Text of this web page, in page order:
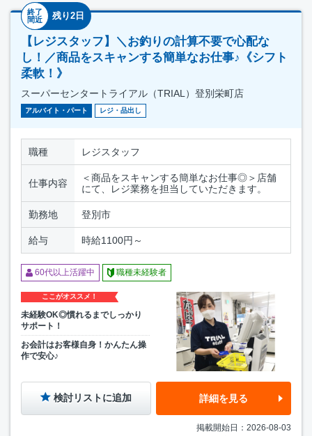
終了
間近
残り2日
【レジスタッフ】＼お釣りの計算不要で心配な
し！／商品をスキャンする簡単なお仕事♪《シフト
柔軟！》
スーパーセンタートライアル（TRIAL）登別栄町店
アルバイト・パート レジ・品出し
職種 レジスタッフ
仕事内容
＜商品をスキャンする簡単なお仕事◎＞店舗
にて、レジ業務を担当していただきます。
勤務地 登別市
給与 時給1100円～
60代以上活躍中 職種未経験者
ここがオススメ！
未経験OK◎慣れるまでしっかり
サポート！
お会計はお客様自身！かんたん操
作で安心♪
検討リストに追加 詳細を見る
掲載開始日：2026-08-03